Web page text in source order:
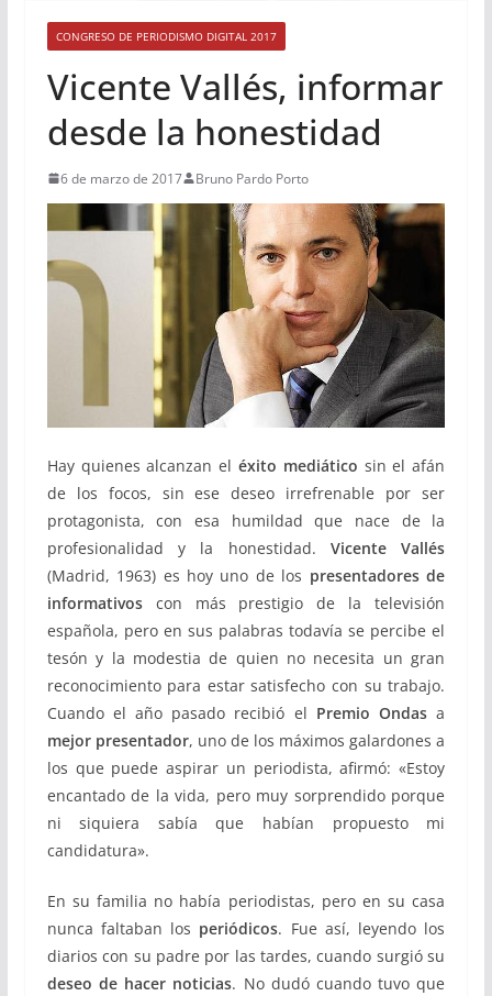
CONGRESO DE PERIODISMO DIGITAL 2017
Vicente Vallés, informar
desde la honestidad
6 de marzo de 2017 Bruno Pardo Porto
Hay quienes alcanzan el éxito mediático sin el afán
de los focos, sin ese deseo irrefrenable por ser
protagonista, con esa humildad que nace de la
profesionalidad y la honestidad. Vicente Vallés
(Madrid, 1963) es hoy uno de los presentadores de
informativoscon más prestigio de la televisión
española, pero en sus palabras todavía se percibe el
tesón y la modestia de quien no necesita un gran
reconocimiento para estar satisfecho con su trabajo.
Cuando el año pasado recibió el Premio Ondas a
mejor presentador, uno de los máximos galardones a
los que puede aspirar un periodista, afirmó: «Estoy
encantado de la vida, pero muy sorprendido porque
ni siquiera sabía que habían propuesto mi
candidatura».
En su familia no había periodistas, pero en su casa
nunca faltaban los periódicos. Fue así, leyendo los
diarios con su padre por las tardes, cuando surgió su
deseo de hacer noticias. No dudó cuando tuvo que